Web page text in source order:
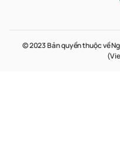
© 2023 Bản quyền thuộc về